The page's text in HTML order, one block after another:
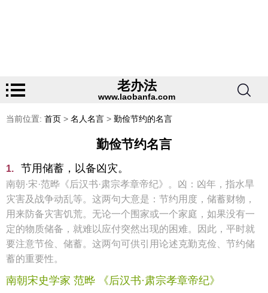
老办法
www.laobanfa.com
当前位置: 首页 > 名人名言 > 勤俭节约的名言
勤俭节约名言
1. 节用储蓄，以备凶灾。
南朝·宋·范晔《后汉书·肃宗孝章帝纪》。凶：凶年，指水旱
灾害及战争动乱等。这两句大意是：节约用度，储蓄财物，
用来防备灾害饥荒。无论一个围家或一个家庭，如果没有一
定的物质储备，就难以应付突然出现的困难。因此，平时就
要注意节俭、储蓄。这两句可供引用论述克勤克俭、节约储
蓄的重要性。
南朝宋史学家 范晔 《后汉书·肃宗孝章帝纪》